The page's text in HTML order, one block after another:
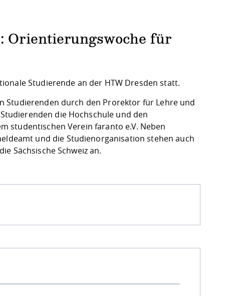
Orientierungswoche für
Studierende an der HTW Dresden statt.
Studierenden durch den Prorektor für Lehre und
die Hochschule und den
studentischen Verein faranto e.V. Neben
und die Studienorganisation stehen auch
Sächsische Schweiz an.